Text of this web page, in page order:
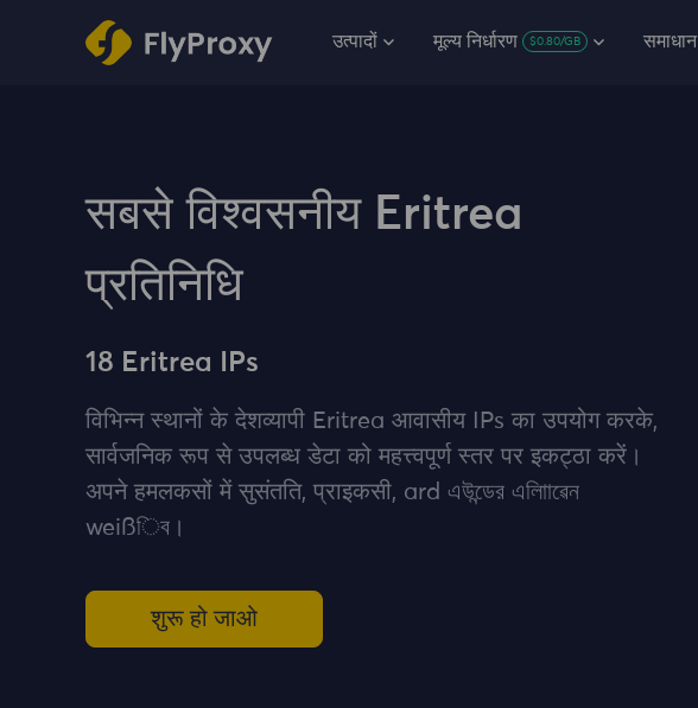
उत्पादों मूल्य निर्धारण $0.80/GB समाधान
सबसे विश्वसनीय Eritrea
प्रतिनिधि
18 Eritrea IPs
विभिन्न स्थानों के देशव्यापी Eritrea आवासीय IPs का उपयोग करके,
सार्वजनिक रूप से उपलब्ध डेटा को महत्त्वपूर्ण स्‍तर पर इकट्‍ठा करें।
अपने हमलकसों में सुसंतति, प्राइकसी, ard এউন্ডের এলািাৱেন
weißিব।
शुरू हो जाओ